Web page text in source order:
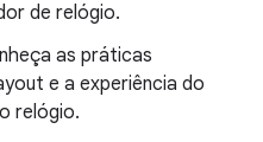
de relógio.
as práticas
e a experiência do
relógio.